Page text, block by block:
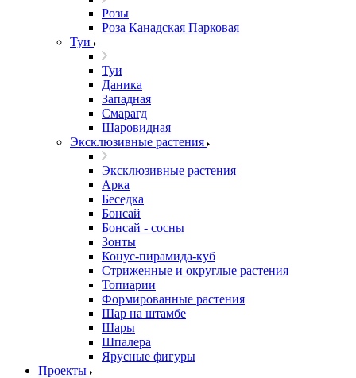
Розы
Роза Канадская Парковая
Туи
Туи
Даника
Западная
Смарагд
Шаровидная
Эксклюзивные растения
Эксклюзивные растения
Арка
Беседка
Бонсай
Бонсай - сосны
Зонты
Конус-пирамида-куб
Стриженные и округлые растения
Топиарии
Формированные растения
Шар на штамбе
Шары
Шпалера
Ярусные фигуры
Проекты